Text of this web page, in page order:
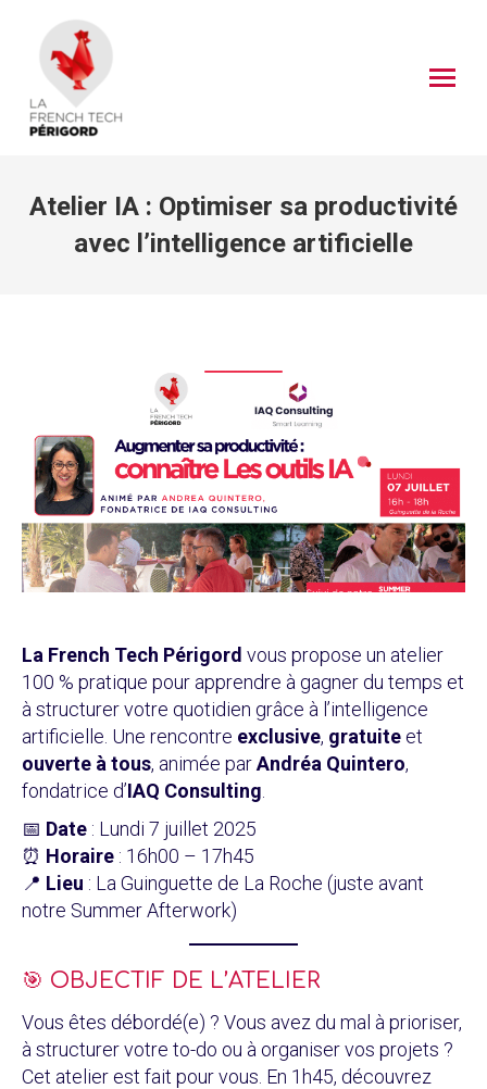
Atelier IA : Optimiser sa productivité
avec l’intelligence artificielle
La French Tech Périgord vous propose un atelier
100 % pratique pour apprendre à gagner du temps et
à structurer votre quotidien grâce à l’intelligence
artificielle. Une rencontre exclusive, gratuite et
ouverte à tous, animée parAndréa Quintero,
fondatrice d’IAQ Consulting
📅 Date : Lundi 7 juillet 2025
⏰ Horaire : 16h00 – 17h45
📍 Lieu : La Guinguette de La Roche (juste avant
notre Summer Afterwork)
🎯 OBJECTIF DE L’ATELIER
Vous êtes débordé(e) ? Vous avez du mal à prioriser,
à structurer votre to-do ou à organiser vos projets ?
Cet atelier est fait pour vous. En 1h45, découvrez